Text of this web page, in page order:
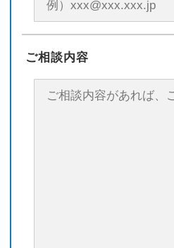
ご相談内容